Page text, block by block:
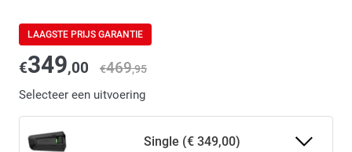
LAAGSTE PRIJS GARANTIE
€349,00 €469,95
Selecteer een uitvoering
Single (€ 349,00)